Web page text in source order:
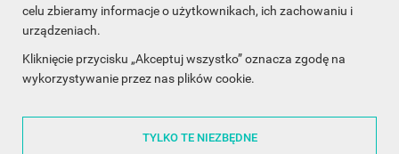
celu zbieramy informacje o użytkownikach, ich zachowaniu i
urządzeniach.
Kliknięcie przycisku „Akceptuj wszystko” oznacza zgodę na
wykorzystywanie przez nas plików cookie.
TYLKO TE NIEZBĘDNE
OBSŁUGA KLIENTA
WSPÓŁPRACA
ŚLEDŹ NAS NA FACEBOOKU